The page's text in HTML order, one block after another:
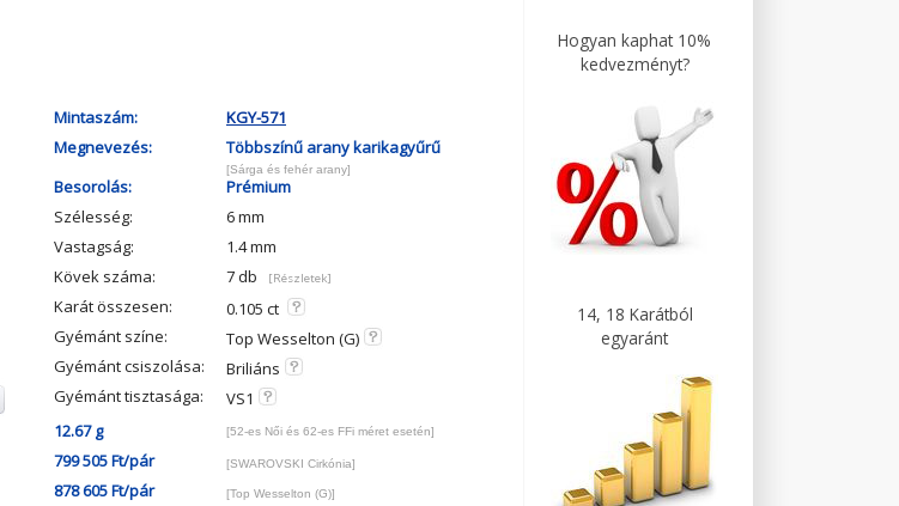
Mintaszám:
KGY-571
Megnevezés:
Többszínű arany karikagyűrű
[Sárga és fehér arany]
Besorolás:
Prémium
Szélesség:
6 mm
Vastagság:
1.4 mm
Kövek száma:
7 db [Részletek]
Karát összesen:
0.105 ct
Gyémánt színe:
Top Wesselton (G)
Gyémánt csiszolása:
Briliáns
Gyémánt tisztasága:
VS1
12.67 g [52-es Női és 62-es FFi méret esetén]
799 505 Ft/pár [SWAROVSKI Cirkónia]
878 605 Ft/pár [Top Wesselton (G)]
Hogyan kaphat 10%
kedvezményt?
14, 18 Karátból
egyaránt